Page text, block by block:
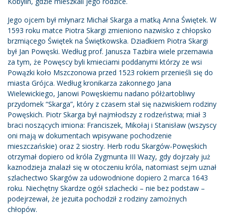
Jego ojcem był młynarz Michał Skarga a matką Anna Świętek. W
1593 roku matce Piotra Skargi zmieniono nazwisko z chłopsko
brzmiącego Świętek na Świętkowska. Dziadkiem Piotra Skargi
był Jan Powęski. Według prof. Janusza Tazbira wiele przemawia
za tym, że Powęscy byli kmieciami poddanymi którzy ze wsi
Powązki koło Mszczonowa przed 1523 rokiem przenieśli się do
miasta Grójca. Według kronikarza zakonnego Jana
Wielewickiego, Janowi Powęskiemu nadano półżartobliwy
przydomek “Skarga”, który z czasem stał się nazwiskiem rodziny
Powęskich. Piotr Skarga był najmłodszy z rodzeństwa; miał 3
braci noszących imiona: Franciszek, Mikołaj i Stanisław (wszyscy
oni mają w dokumentach wpisywane pochodzenie
mieszczańskie) oraz 2 siostry. Herb rodu Skargów-Powęskich
otrzymał dopiero od króla Zygmunta III Wazy, gdy dojrzały już
kaznodzieja znalazł się w otoczeniu króla, natomiast sejm uznał
szlachectwo Skargów za udowodnione dopiero 2 marca 1643
roku. Niechętny Skardze ogół szlachecki – nie bez podstaw –
podejrzewał, że jezuita pochodził z rodziny zamożnych
chłopów.